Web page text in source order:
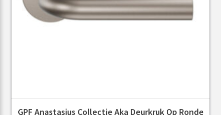
GPF Anastasius Collectie Aka Deurkruk Op Ronde